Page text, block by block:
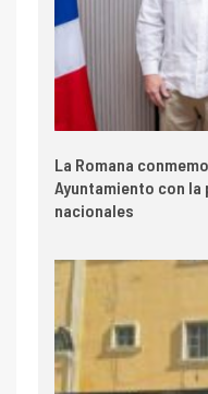
La Romana
Ayuntamiento con
nacionales